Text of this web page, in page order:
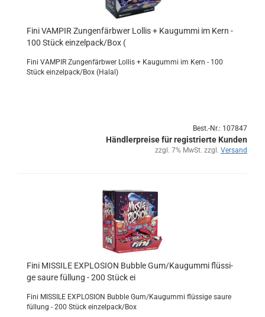
Fini VAM­PIR Zun­gen­färb­wer Lol­lis + Kau­gum­mi im Kern -
100 Stück ein­zel­pack/Box (
Fini VAM­PIR Zun­gen­färb­wer Lol­lis + Kau­gum­mi im Kern - 100
Stück ein­zel­pack/Box (Halal)
Best.-Nr.: 107847
Händlerpreise für registrierte Kunden
zzgl. 7% MwSt. zzgl. Versand
Fini MIS­SI­LE EX­PLO­SI­ON Bub­ble Gum/Kau­gum­mi flüs­si­
ge saure fül­lung - 200 Stück ei
Fini MIS­SI­LE EX­PLO­SI­ON Bub­ble Gum/Kau­gum­mi flüs­si­ge saure
fül­lung - 200 Stück ein­zel­pack/Box